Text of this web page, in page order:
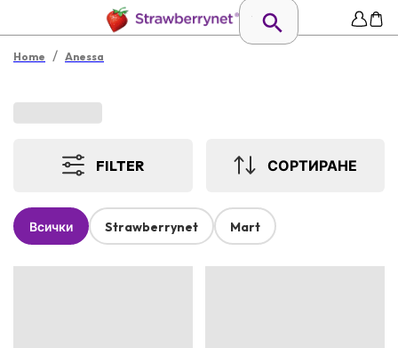
Home / Anessa
FILTER СОРТИРАНЕ
Всички Strawberrynet Mart